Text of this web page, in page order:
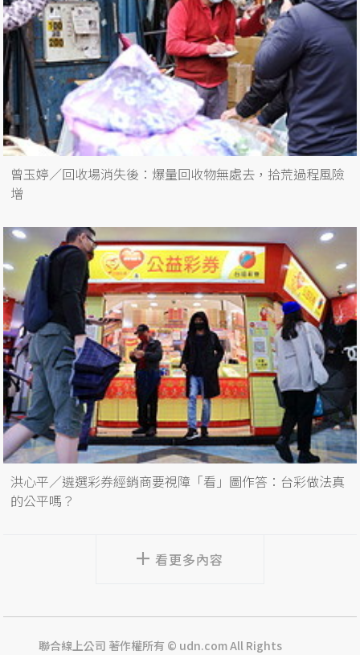
曾玉婷／回收場消失後：爆量回收物無處去，拾荒過程風險
增
洪心平／遴選彩券經銷商要視障「看」圖作答：台彩做法真
的公平嗎？
看更多內容
聯合線上公司 著作權所有 © udn.com All Rights